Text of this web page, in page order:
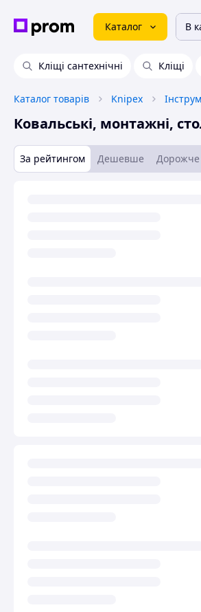
Каталог В
Кліщі сантехнічні Кліщі
Каталог товарів Knipex
Ковальські, монтажні,
За рейтингом Дешевше Дорожче